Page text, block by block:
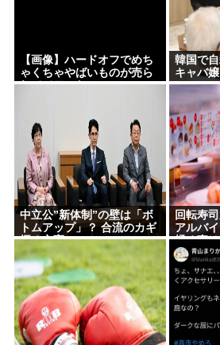
【画像】ハードオフでめち
ゃくちゃやばいものが売ら
れててワロたwww
韓国で
キャバ嬢
中立公”新体制”の壁は「ボ
トムアップ」？ 合流のカギ
握る立憲
回転寿
アルバ
揉め事
ｗｗ